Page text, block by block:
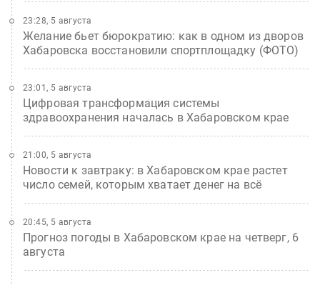
Желание бьет бюрократию: как в одном из дворов
Хабаровска восстановили спортплощадку (ФОТО)
23:28, 5 августа
Цифровая трансформация системы
здравоохранения началась в Хабаровском крае
23:01, 5 августа
Новости к завтраку: в Хабаровском крае растет
число семей, которым хватает денег на всё
21:00, 5 августа
Прогноз погоды в Хабаровском крае на четверг, 6
августа
20:45, 5 августа